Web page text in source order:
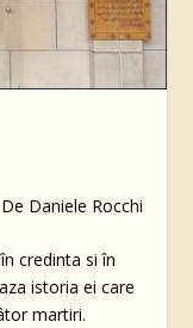
De Daniele Rocchi
credinta si în
istoria ei care
martiri.